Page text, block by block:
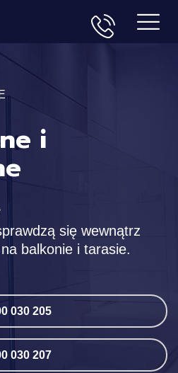
i
się wewnątrz
balkonie i tarasie.
030 205
030 207